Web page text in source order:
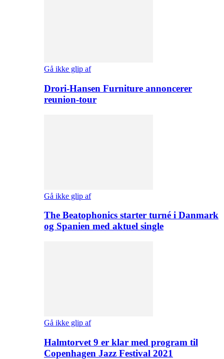
Gå ikke glip af
Drori-Hansen Furniture annoncerer
reunion-tour
Gå ikke glip af
The Beatophonics starter turné i Danmark
og Spanien med aktuel single
Gå ikke glip af
Halmtorvet 9 er klar med program til
Copenhagen Jazz Festival 2021